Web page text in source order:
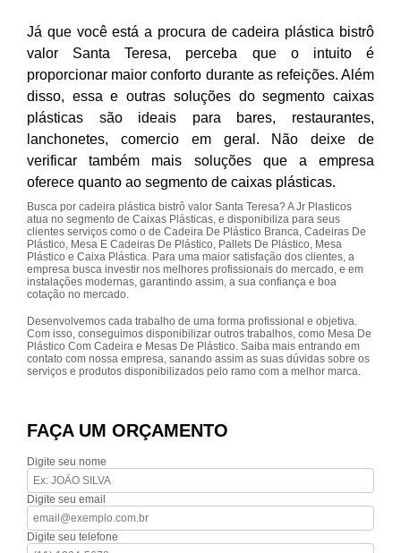
Já que você está a procura de cadeira plástica bistrô
valor Santa Teresa, perceba que o intuito é
proporcionar maior conforto durante as refeições. Além
disso, essa e outras soluções do segmento caixas
plásticas são ideais para bares, restaurantes,
lanchonetes, comercio em geral. Não deixe de
verificar também mais soluções que a empresa
oferece quanto ao segmento de caixas plásticas.
Busca por cadeira plástica bistrô valor Santa Teresa? A Jr Plasticos
atua no segmento de Caixas Plásticas, e disponibiliza para seus
clientes serviços como o de Cadeira De Plástico Branca, Cadeiras De
Plástico, Mesa E Cadeiras De Plástico, Pallets De Plástico, Mesa
Plástico e Caixa Plástica. Para uma maior satisfação dos clientes, a
empresa busca investir nos melhores profissionais do mercado, e em
instalações modernas, garantindo assim, a sua confiança e boa
cotação no mercado.
Desenvolvemos cada trabalho de uma forma profissional e objetiva.
Com isso, conseguimos disponibilizar outros trabalhos, como Mesa De
Plástico Com Cadeira e Mesas De Plástico. Saiba mais entrando em
contato com nossa empresa, sanando assim as suas dúvidas sobre os
serviços e produtos disponibilizados pelo ramo com a melhor marca.
FAÇA UM ORÇAMENTO
Digite seu nome
Digite seu email
Digite seu telefone